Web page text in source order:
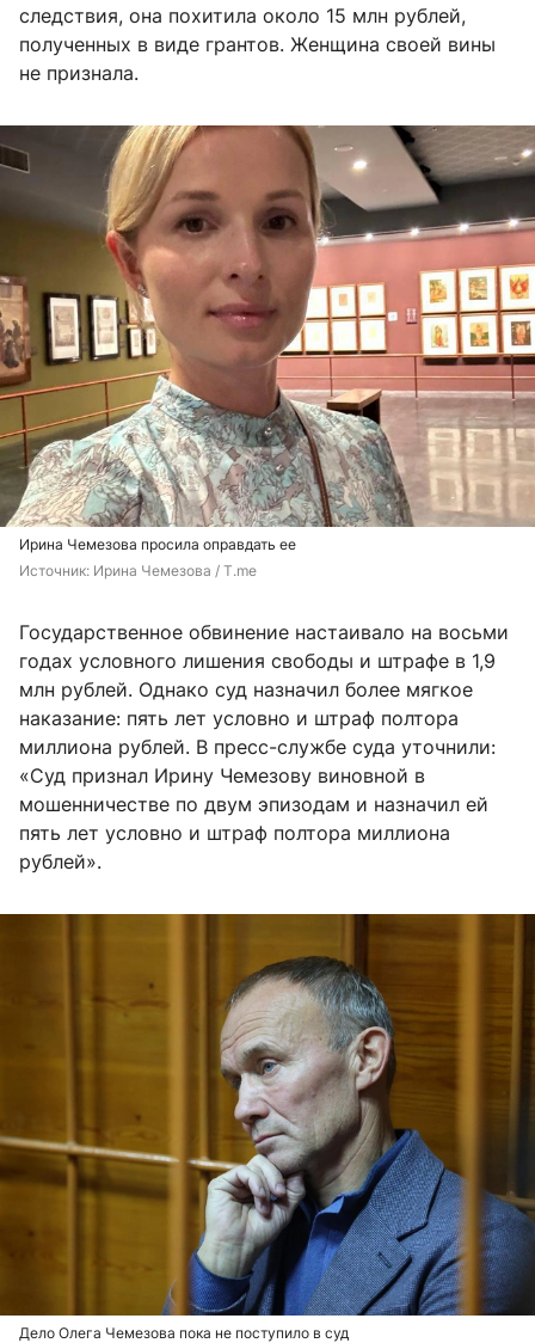
следствия, она похитила около 15 млн рублей,
полученных в виде грантов. Женщина своей вины
не признала.
Ирина Чемезова просила оправдать ее
Источник: Ирина Чемезова / T.me
Государственное обвинение настаивало на восьми
годах условного лишения свободы и штрафе в 1,9
млн рублей. Однако суд назначил более мягкое
наказание: пять лет условно и штраф полтора
миллиона рублей. В пресс-службе суда уточнили:
«Суд признал Ирину Чемезову виновной в
мошенничестве по двум эпизодам и назначил ей
пять лет условно и штраф полтора миллиона
рублей».
Дело Олега Чемезова пока не поступило в суд